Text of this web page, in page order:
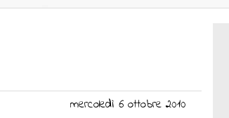
mercoledì 6 ottobre 2010